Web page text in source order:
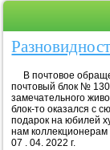
В почтовое
почтовый блок №
замечательного
блок-то оказался с
подарок на юбилей
нам
07 . 04. 2022